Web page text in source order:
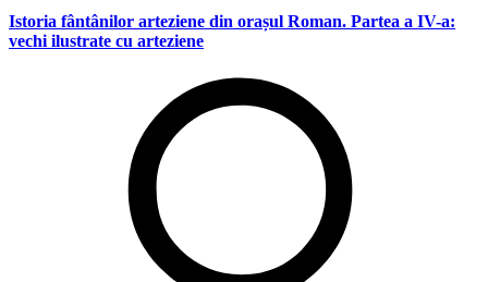
Istoria fântânilor arteziene din orașul Roman. Partea a IV-a:
vechi ilustrate cu arteziene